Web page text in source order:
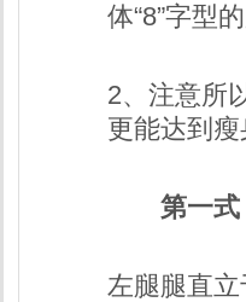
体“8”字型
2、注意所
更能达到瘦
第一式
左腿腿直